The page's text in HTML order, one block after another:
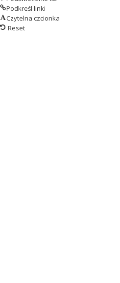
Podkreśl linki
Czytelna czcionka
Reset